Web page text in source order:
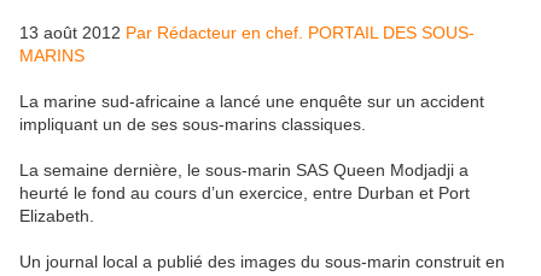
13 août 2012 Par Rédacteur en chef. PORTAIL DES SOUS-
MARINS
La marine sud-africaine a lancé une enquête sur un accident
impliquant un de ses sous-marins classiques.
La semaine dernière, le sous-marin SAS Queen Modjadji a
heurté le fond au cours d’un exercice, entre Durban et Port
Elizabeth.
Un journal local a publié des images du sous-marin construit en